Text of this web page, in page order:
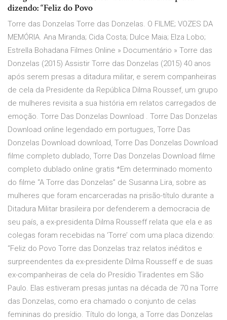
dizendo: “Feliz do Povo
Torre das Donzelas Torre das Donzelas. O FILME; VOZES DA
MEMÓRIA. Ana Miranda; Cida Costa; Dulce Maia; Elza Lobo;
Estrella Bohadana Filmes Online » Documentário » Torre das
Donzelas (2015) Assistir Torre das Donzelas (2015) 40 anos
após serem presas a ditadura militar, e serem companheiras
de cela da Presidente da República Dilma Roussef, um grupo
de mulheres revisita a sua história em relatos carregados de
emoção. Torre Das Donzelas Download . Torre Das Donzelas
Download online legendado em portugues, Torre Das
Donzelas Download download, Torre Das Donzelas Download
filme completo dublado, Torre Das Donzelas Download filme
completo dublado online gratis *Em determinado momento
do filme “A Torre das Donzelas” de Susanna Lira, sobre as
mulheres que foram encarceradas na prisão-título durante a
Ditadura Militar brasileira por defenderem a democracia de
seu país, a ex-presidenta Dilma Rousseff relata que ela e as
colegas foram recebidas na ‘Torre’ com uma placa dizendo:
“Feliz do Povo Torre das Donzelas traz relatos inéditos e
surpreendentes da ex-presidente Dilma Rousseff e de suas
ex-companheiras de cela do Presídio Tiradentes em São
Paulo. Elas estiveram presas juntas na década de 70 na Torre
das Donzelas, como era chamado o conjunto de celas
femininas do presídio. Título do longa, a Torre das Donzelas